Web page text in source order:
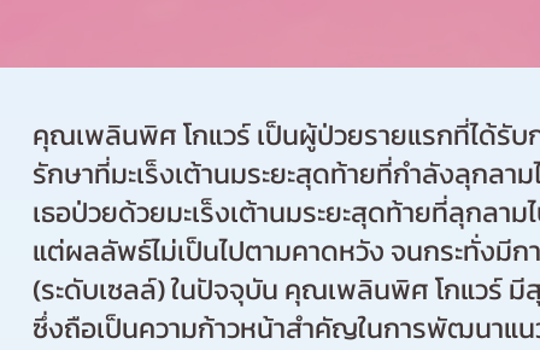
คุณเพลินพิศ โกแวร์ เป็นผู้ป่วยรายแรกที่ได้รั
รักษาที่มะเร็งเต้านมระยะสุดท้ายที่กำลังลุกล
เธอป่วยด้วยมะเร็งเต้านมระยะสุดท้ายที่ลุกลา
แต่ผลลัพธ์ไม่เป็นไปตามคาดหวัง จนกระทั่งมี
(ระดับเซลล์)ในปัจจุบัน คุณเพลินพิศ โกแวร์
ซึ่งถือเป็นความก้าวหน้าสำคัญในการพัฒนาแน